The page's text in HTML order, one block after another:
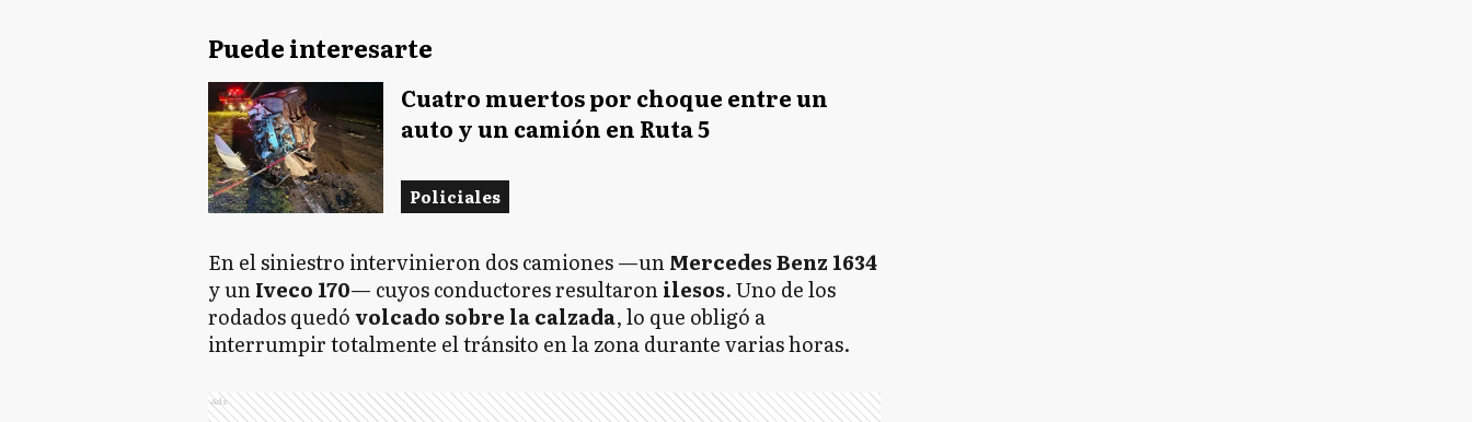
Puede interesarte
Cuatro muertos por choque entre un
auto y un camión en Ruta 5
Policiales
En el siniestro intervinieron dos camiones —unMercedes Benz 1634
y unIveco 170— cuyos conductores resultaronilesos. Uno de los
rodados quedóvolcado sobre la calzada, lo que obligó a
interrumpir totalmente el tránsito en la zona durante varias horas.
Ads